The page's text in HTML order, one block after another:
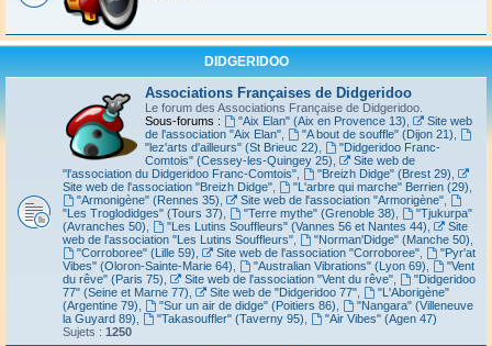
DIDGERIDOO
Associations Françaises de Didgeridoo
Le forum des Associations Française de Didgeridoo.
Sous-forums :
"Aix Elan" (Aix en Provence 13)
Site web
de l'association "Aix Elan"
"A bout de souffle" (Dijon 21)
"lez'arts d'ailleurs" (St Brieuc 22)
"Didgeridoo Franc-
Comtois" (Cessey-les-Quingey 25)
Site web de
"l'association du Didgeridoo Franc-Comtois"
"Breizh Didge" (Brest 29)
Site web de l'association "Breizh Didge"
"L'arbre qui marche" Berrien (29)
"Armonigène" (Rennes 35)
Site web de l'association "Armorigène",
"Les Troglodidges" (Tours 37)
"Terre mythe" (Grenoble 38)
"Tjukurpa"
(Avranches 50)
"Les Lutins Souffleurs" (Vannes 56 et Nantes 44)
Site
web de l'association "Les Lutins Souffleurs"
"Norman'Didge" (Manche 50)
"Corroboree" (Lille 59)
Site web de l'association "Corroboree",
"Pyr'at
Vibes" (Oloron-Sainte-Marie 64)
"Australian Vibrations" (Lyon 69)
"Vent
du rêve" (Paris 75)
Site web de l'association "Vent du rêve",
"Didgeridoo
77" (Seine et Marne 77)
Site web de "Didgeridoo 77",
"L'Aborigène"
(Argentine 79)
"Sur un air de didge" (Poitiers 86)
"Nangara" (Villeneuve
la Guyard 89)
"Takasouffler" (Taverny 95)
"Air Vibes" (Agen 47)
Sujets : 1250